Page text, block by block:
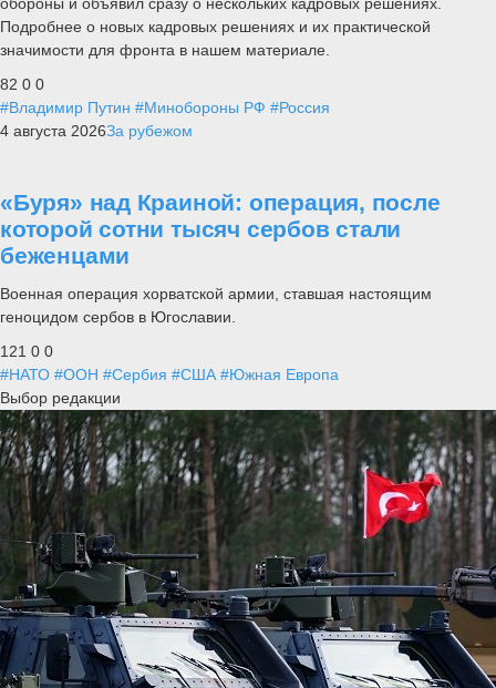
Подробнее о новых кадровых решениях и их практической
значимости для фронта в нашем материале.
82 0 0
#Владимир Путин #Минобороны РФ #Россия
4 августа 2026За рубежом
«Буря» над Краиной: операция, после
которой сотни тысяч сербов стали
беженцами
Военная операция хорватской армии, ставшая настоящим
геноцидом сербов в Югославии.
121 0 0
#НАТО #ООН #Сербия #США #Южная Европа
Выбор редакции